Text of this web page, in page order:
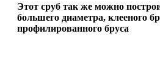
Этот сруб так же можно
большего диаметра, клееного
профилированного бруса